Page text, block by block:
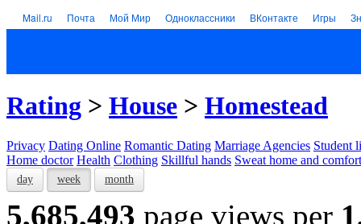
Mail.ru Почта Мой Мир Одноклассники ВКонтакте Игры
Rating > House > Homestead
Privacy Dating Online Romantic Dating Marriage Agencies Student
Home doctor Health Clothing Skillful hands Sweat home and comfort
day week month
5,685,493 page views per